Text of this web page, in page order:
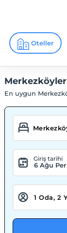
Oteller
En uygun
Giriş tarihi
6 Ağu Per